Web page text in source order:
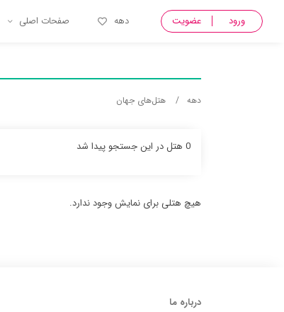
ورود عضویت دهه صفحات اصلی
دهه هتل‌های جهان
0 هتل در این جستجو پیدا شد
هیچ هتلی برای نمایش وجود ندارد.
درباره ما